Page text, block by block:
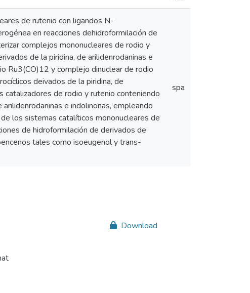
de rutenio con ligandos N-
en reacciones dehidroformilación de
complejos mononucleares de rodio y
de la piridina, de arilidenrodaninas e
Ru3(CO)12 y complejo dinuclear de rodio
deivados de la piridina, de
catalizadores de rodio y rutenio conteniendo
e indolinonas, empleando
los sistemas catalíticos mononucleares de
de hidroformilación de derivados de
tales como isoeugenol y trans-
spa
Download